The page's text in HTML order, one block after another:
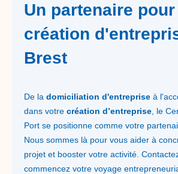
Un partenaire
création
Brest
De la domiciliation d'entreprise à
dans votre création d’entreprise , le
Port se positionne comme votre
Nous sommes là pour vous aider à
projet et booster votre activité.
commencez votre voyage